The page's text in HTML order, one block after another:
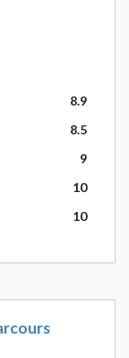
8.9
8.5
9
10
10